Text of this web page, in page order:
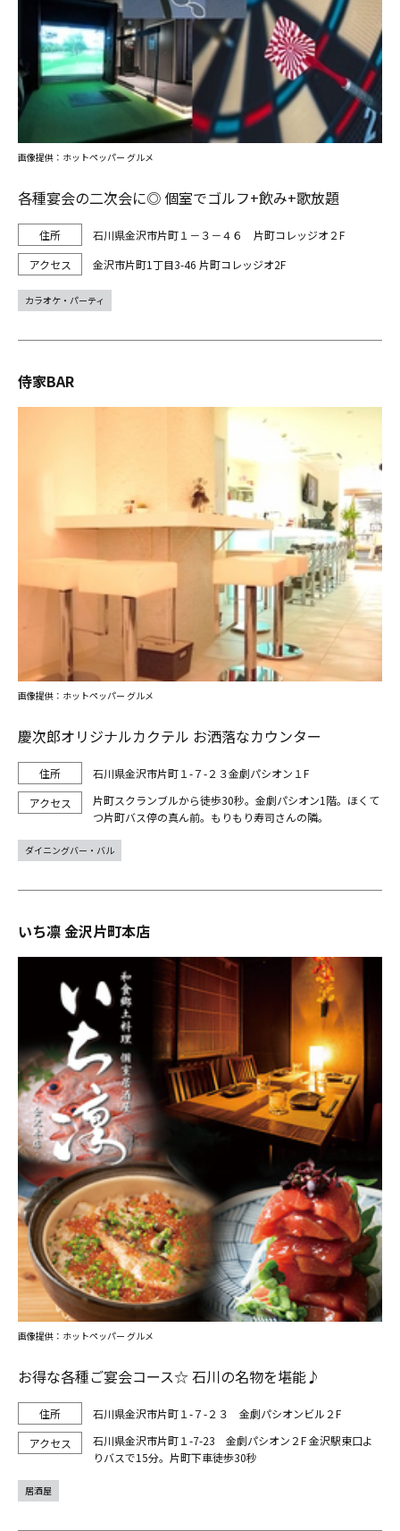
各種宴会の二次会に◎ 個室でゴルフ+飲み+歌放題
石川県金沢市片町１－３－４６ 片町コレッジオ２F
金沢市片町1丁目3-46 片町コレッジオ2F
画像提供：ホットペッパー グルメ
カラオケ・パーティ
侍家BAR
慶次郎オリジナルカクテル お洒落なカウンター
石川県金沢市片町１-７-２３金劇パシオン１F
片町スクランブルから徒歩30秒。金劇パシオン1階。ほくて
つ片町バス停の真ん前。もりもり寿司さんの隣。
画像提供：ホットペッパー グルメ
ダイニングバー・バル
いち凛 金沢片町本店
お得な各種ご宴会コース☆ 石川の名物を堪能♪
石川県金沢市片町１-７-２３ 金劇パシオンビル２F
石川県金沢市片町１-7-23 金劇パシオン２F 金沢駅東口よ
りバスで15分。片町下車徒歩30秒
画像提供：ホットペッパー グルメ
居酒屋